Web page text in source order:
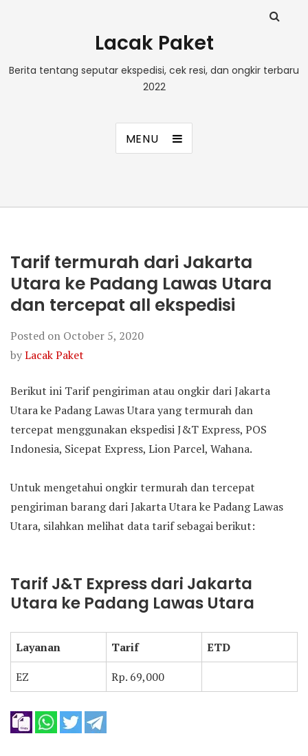
Lacak Paket
Berita tentang seputar ekspedisi, cek resi, dan ongkir terbaru
2022
MENU
Tarif termurah dari Jakarta
Utara ke Padang Lawas Utara
dan tercepat all ekspedisi
Posted on October 5, 2020
byLacak Paket
Berikut ini Tarif pengiriman atau ongkir dari Jakarta
Utara ke Padang Lawas Utara yang termurah dan
tercepat menggunakan ekspedisi J&T Express, POS
Indonesia, Sicepat Express, Lion Parcel, Wahana.
Untuk mengetahui ongkir termurah dan tercepat
pengiriman barang dari Jakarta Utara ke Padang Lawas
Utara, silahkan melihat data tarif sebagai berikut:
Tarif J&T Express dari Jakarta
Utara ke Padang Lawas Utara
Layanan Tarif
ETD
EZ
Rp. 69,000